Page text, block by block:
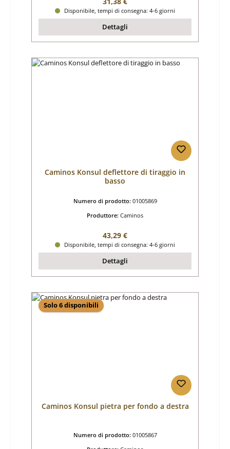
Disponibile, tempi di consegna: 4-6 giorni
Dettagli
Caminos Konsul deflettore di tiraggio in
basso
Numero di prodotto: 01005869
Produttore: Caminos
Prezzo normale:
43,29 €
Disponibile, tempi di consegna: 4-6 giorni
Dettagli
Solo 6 disponibili
Caminos Konsul pietra per fondo a destra
Numero di prodotto: 01005867